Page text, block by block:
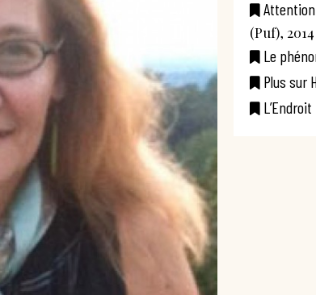
(Puf), 2014
Le
Plus sur
L’Endroit